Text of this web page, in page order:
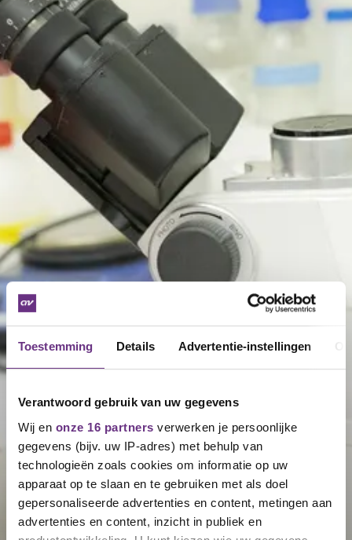
Toestemming Details Advertentie-instellingen
Verantwoord gebruik van uw gegevens
Wij en onze 16 partners verwerken je persoonlijke
gegevens (bijv. uw IP-adres) met behulp van
technologieën zoals cookies om informatie op uw
apparaat op te slaan en te gebruiken met als doel
gepersonaliseerde advertenties en content, metingen aan
advertenties en content, inzicht in publiek en